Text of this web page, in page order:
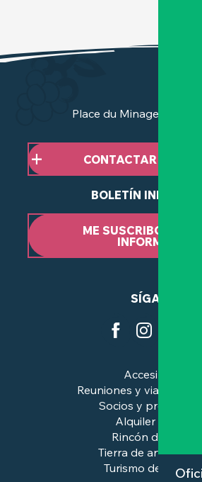
Place du Minage -
CONTACTAR CON
BOLETÍN
ME SUSCRIBO AL
INFORMATIVO
SÍGANOS
Accesibilidad
Reuniones y viajes de
Socios y
Alquiler de salas
Rincón de prensa
Tierra de arte e
Turismo de